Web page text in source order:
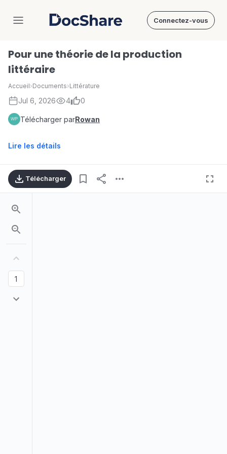
DocShare Connectez-vous
Pour une théorie de la production
littéraire
Accueil›Documents›Littérature
Jul 6, 2026 4 0
Télécharger parRowan
Lire les détails
Télécharger